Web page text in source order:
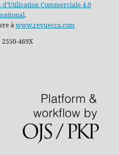
Commerciale 4.0
.
àwww.revuecca.com
2550-469X